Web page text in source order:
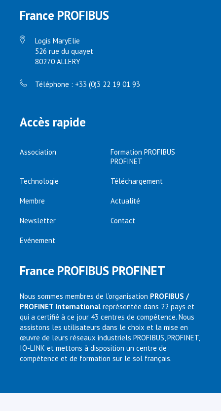
France PROFIBUS
Logis MaryElie
526 rue du quayet
80270 ALLERY
Téléphone : +33 (0)3 22 19 01 93
Accès rapide
Association
Formation PROFIBUS
PROFINET
Technologie Téléchargement
Membre Actualité
Newsletter Contact
Evénement
France PROFIBUS PROFINET
Nous sommes membres de l’organisation PROFIBUS /
PROFINET International représentée dans 22 pays et
qui a certifié à ce jour 43 centres de compétence. Nous
assistons les utilisateurs dans le choix et la mise en
œuvre de leurs réseaux industriels PROFIBUS, PROFINET,
IO-LINK et mettons à disposition un centre de
compétence et de formation sur le sol français.